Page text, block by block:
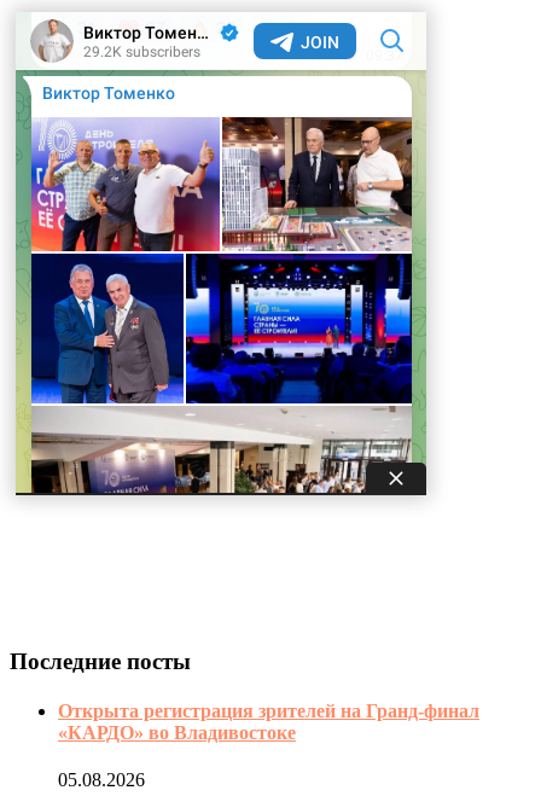
Последние посты
Открыта регистрация зрителей на Гранд-финал
«КАРДО» во Владивостоке
05.08.2026